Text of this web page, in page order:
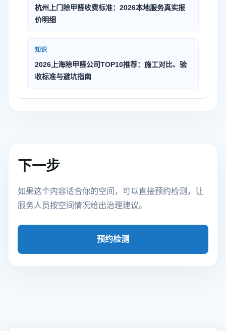
杭州上门除甲醛收费标准：2026本地服务真实报
价明细
知识
2026上海除甲醛公司TOP10推荐：施工对比、验
收标准与避坑指南
下一步
如果这个内容适合你的空间，可以直接预约检测，让
服务人员按空间情况给出治理建议。
预约检测